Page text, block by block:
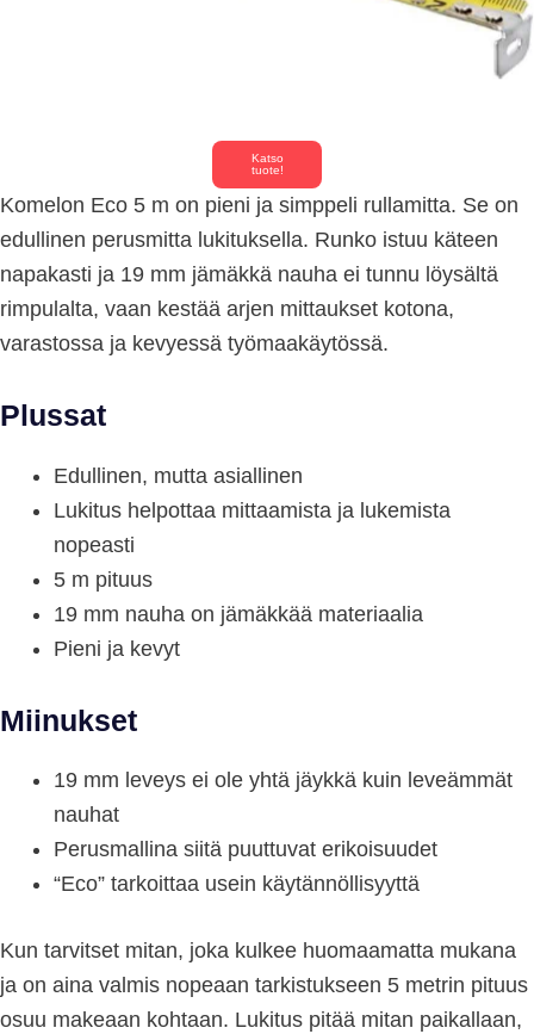
Katso
tuote!
Komelon Eco 5 m on pieni ja simppeli rullamitta. Se on
edullinen perusmitta lukituksella. Runko istuu käteen
napakasti ja 19 mm jämäkkä nauha ei tunnu löysältä
rimpulalta, vaan kestää arjen mittaukset kotona,
varastossa ja kevyessä työmaakäytössä.
Plussat
Edullinen, mutta asiallinen
Lukitus helpottaa mittaamista ja lukemista
nopeasti
5 m pituus
19 mm nauha on jämäkkää materiaalia
Pieni ja kevyt
Miinukset
19 mm leveys ei ole yhtä jäykkä kuin leveämmät
nauhat
Perusmallina siitä puuttuvat erikoisuudet
“Eco” tarkoittaa usein käytännöllisyyttä
Kun tarvitset mitan, joka kulkee huomaamatta mukana
ja on aina valmis nopeaan tarkistukseen 5 metrin pituus
osuu makeaan kohtaan. Lukitus pitää mitan paikallaan,